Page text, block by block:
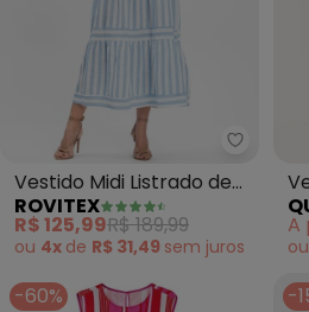
Rovitex
Vestido Midi Listrado de
Alça Aishty (Azul)
ROVITEX
R$ 125,99R$ 189,99
ou 4x de R$ 31,49 sem juros
A
ou
-60% -